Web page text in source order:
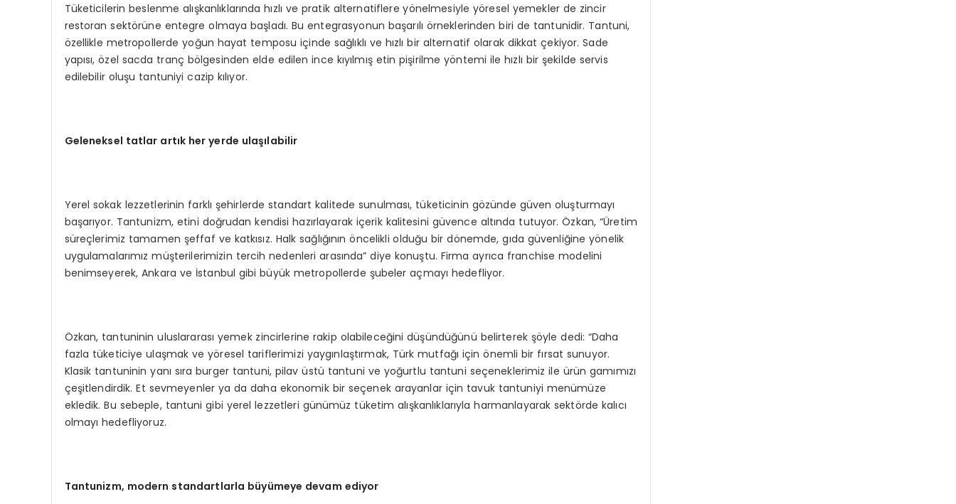
Tüketicilerin beslenme alışkanlıklarında hızlı ve pratik alternatiflere yönelmesiyle yöresel yemekler de zincir
restoran sektörüne entegre olmaya başladı. Bu entegrasyonun başarılı örneklerinden biri de tantunidir. Tantuni,
özellikle metropollerde yoğun hayat temposu içinde sağlıklı ve hızlı bir alternatif olarak dikkat çekiyor. Sade
yapısı, özel sacda tranç bölgesinden elde edilen ince kıyılmış etin pişirilme yöntemi ile hızlı bir şekilde servis
edilebilir oluşu tantuniyi cazip kılıyor.
Geleneksel tatlar artık her yerde ulaşılabilir
Yerel sokak lezzetlerinin farklı şehirlerde standart kalitede sunulması, tüketicinin gözünde güven oluşturmayı
başarıyor. Tantunizm, etini doğrudan kendisi hazırlayarak içerik kalitesini güvence altında tutuyor. Özkan, “Üretim
süreçlerimiz tamamen şeffaf ve katkısız. Halk sağlığının öncelikli olduğu bir dönemde, gıda güvenliğine yönelik
uygulamalarımız müşterilerimizin tercih nedenleri arasında” diye konuştu. Firma ayrıca franchise modelini
benimseyerek, Ankara ve İstanbul gibi büyük metropollerde şubeler açmayı hedefliyor.
Özkan, tantuninin uluslararası yemek zincirlerine rakip olabileceğini düşündüğünü belirterek şöyle dedi: “Daha
fazla tüketiciye ulaşmak ve yöresel tariflerimizi yaygınlaştırmak, Türk mutfağı için önemli bir fırsat sunuyor.
Klasik tantuninin yanı sıra burger tantuni, pilav üstü tantuni ve yoğurtlu tantuni seçeneklerimiz ile ürün gamımızı
çeşitlendirdik. Et sevmeyenler ya da daha ekonomik bir seçenek arayanlar için tavuk tantuniyi menümüze
ekledik. Bu sebeple, tantuni gibi yerel lezzetleri günümüz tüketim alışkanlıklarıyla harmanlayarak sektörde kalıcı
olmayı hedefliyoruz.
Tantunizm, modern standartlarla büyümeye devam ediyor